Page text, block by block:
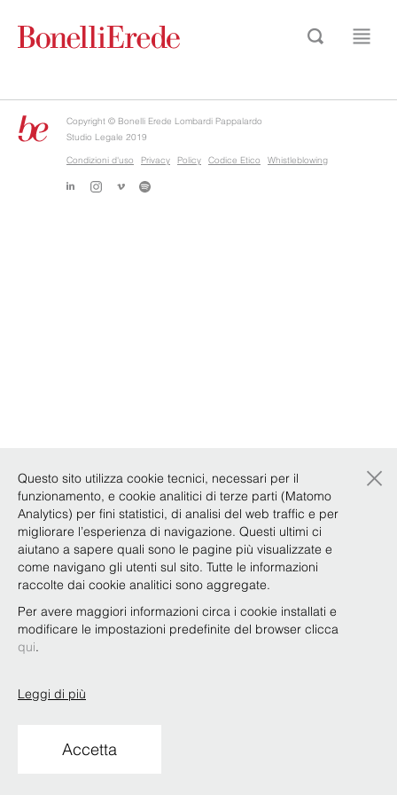
Copyright © Bonelli Erede Lombardi Pappalardo
Studio Legale 2019
Condizioni d'uso
Privacy Policy Codice Etico Whistleblowing
Questo sito utilizza cookie tecnici, necessari per il
funzionamento, e cookie analitici di terze parti (Matomo
Analytics) per fini statistici, di analisi del web traffic e per
migliorare l’esperienza di navigazione. Questi ultimi ci
aiutano a sapere quali sono le pagine più visualizzate e
come navigano gli utenti sul sito. Tutte le informazioni
raccolte dai cookie analitici sono aggregate.
Per avere maggiori informazioni circa i cookie installati e
modificare le impostazioni predefinite del browser clicca
qui.
Leggi di più
Accetta
×